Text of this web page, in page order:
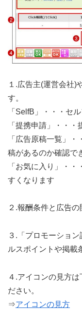
１.広告主(運営会社)
す。
「SelfB」・・・セ
「提携申請」・・
「広告原稿一覧」
稿があるのか確認で
「お気に入り」・
すくなります
２.報酬条件と広告
３.「プロモーショ
ルスポイントや掲載
４.アイコンの見方
ださい。
⇒アイコンの見方